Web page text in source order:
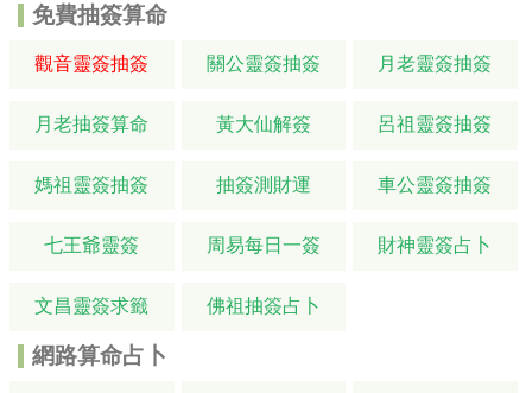
免費抽簽算命
觀音靈簽抽簽 關公靈簽抽簽 月老靈簽抽簽
月老抽簽算命 黃大仙解簽 呂祖靈簽抽簽
媽祖靈簽抽簽 抽簽測財運 車公靈簽抽簽
七王爺靈簽 周易每日一簽 財神靈簽占卜
文昌靈簽求籤 佛祖抽簽占卜
網路算命占卜